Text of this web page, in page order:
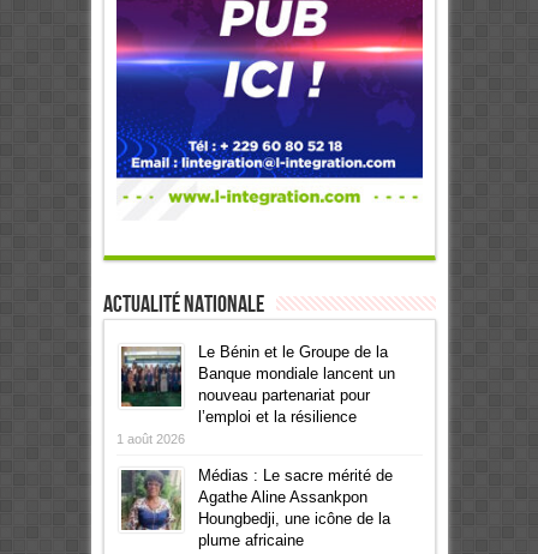
Actualité Nationale
Le Bénin et le Groupe de la
Banque mondiale lancent un
nouveau partenariat pour
l’emploi et la résilience
1 août 2026
Médias : Le sacre mérité de
Agathe Aline Assankpon
Houngbedji, une icône de la
plume africaine